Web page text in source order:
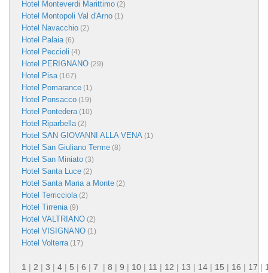
Hotel Monteverdi Marittimo (2)
Hotel Montopoli Val d'Arno (1)
Hotel Navacchio (2)
Hotel Palaia(6)
Hotel Peccioli (4)
Hotel PERIGNANO (29)
Hotel Pisa(167)
Hotel Pomarance (1)
Hotel Ponsacco (19)
Hotel Pontedera(10)
Hotel Riparbella(2)
Hotel SAN GIOVANNI ALLA VENA (1)
Hotel San Giuliano Terme (8)
Hotel San Miniato (3)
Hotel Santa Luce (2)
Hotel Santa Maria a Monte (2)
Hotel Terricciola(2)
Hotel Tirrenia(9)
Hotel VALTRIANO (2)
Hotel VISIGNANO (1)
Hotel Volterra(17)
1 | 2 | 3 | 4 | 5 | 6 | 7 | 8 | 9 | 10 | 11 | 12 | 13 | 14 | 15 | 16 | 17 |